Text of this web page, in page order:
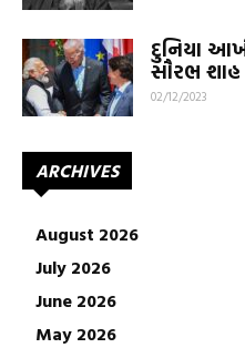
દુનિયા
સૌરભ શાહ
02/12/2023
ARCHIVES
August 2026
July 2026
June 2026
May 2026